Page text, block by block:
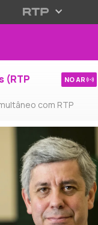
(RTP
com RTP
NO AR